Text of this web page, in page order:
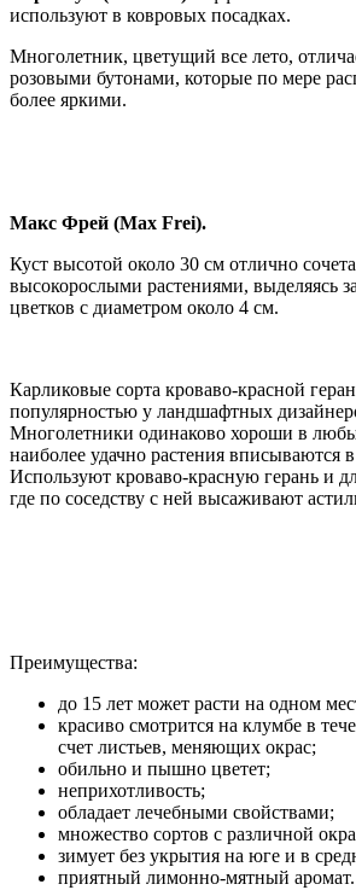
используют в ковровых посадках.
Многолетник, цветущий все лето,
розовыми бутонами, которые по мере
более яркими.
Макс Фрей (Max Frei).
Куст высотой около 30 см отлично
высокорослыми растениями, выделяясь
цветков с диаметром около 4 см.
Карликовые сорта кроваво-красной
популярностью у ландшафтных
Многолетники одинаково хороши в
наиболее удачно растения вписываются
Используют кроваво-красную герань и
где по соседству с ней высаживают
Преимущества:
до 15 лет может расти на одном
красиво смотрится на клумбе в
счет листьев, меняющих окрас;
обильно и пышно цветет;
неприхотливость;
обладает лечебными свойствами;
множество сортов с различной
зимует без укрытия на юге и в
приятный лимонно-мятный аромат.